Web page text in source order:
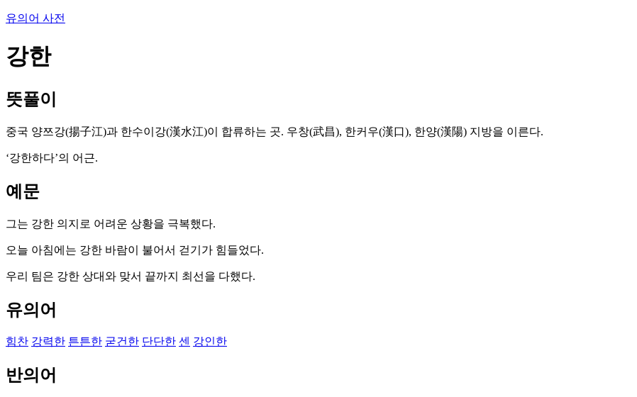
유의어 사전
강한
뜻풀이
중국 양쯔강(揚子江)과 한수이강(漢水江)이 합류하는 곳. 우창(武昌), 한커우(漢口), 한양(漢陽) 지방을 이른다.
‘강한하다’의 어근.
예문
그는 강한 의지로 어려운 상황을 극복했다.
오늘 아침에는 강한 바람이 불어서 걷기가 힘들었다.
우리 팀은 강한 상대와 맞서 끝까지 최선을 다했다.
유의어
힘찬 강력한 튼튼한 굳건한 단단한 센 강인한
반의어